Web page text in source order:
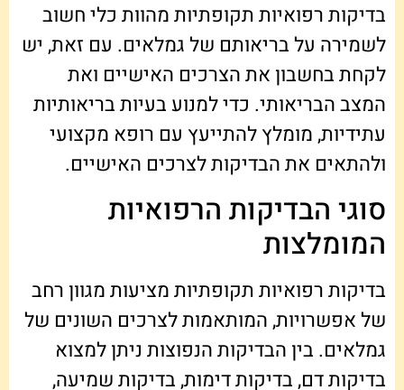
בדיקות רפואיות תקופתיות מהוות כלי חשוב
לשמירה על בריאותם של גמלאים. עם זאת, יש
לקחת בחשבון את הצרכים האישיים ואת
המצב הבריאותי. כדי למנוע בעיות בריאותיות
עתידיות, מומלץ להתייעץ עם רופא מקצועי
ולהתאים את הבדיקות לצרכים האישיים.
סוגי הבדיקות הרפואיות
המומלצות
בדיקות רפואיות תקופתיות מציעות מגוון רחב
של אפשרויות, המותאמות לצרכים השונים של
גמלאים. בין הבדיקות הנפוצות ניתן למצוא
בדיקות דם, בדיקות דימות, בדיקות שמיעה,